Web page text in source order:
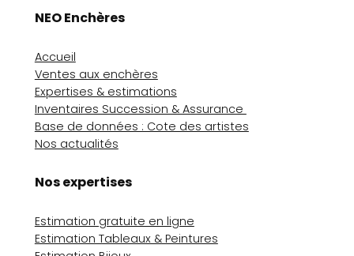
NEO Enchères
Accueil
Ventes aux enchères
Expertises & estimations
Inventaires Succession & Assurance
Base de données : Cote des artistes
Nos actualités
Nos expertises
Estimation gratuite en ligne
Estimation Tableaux & Peintures